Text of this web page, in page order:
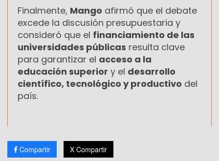
Finalmente, Mango afirmó que el debate
excede la discusión presupuestaria y
consideró que el financiamiento de las
universidades públicas resulta clave
para garantizar el acceso a la
educación superior y el desarrollo
científico, tecnológico y productivo del
país.
Compartir X Compartir